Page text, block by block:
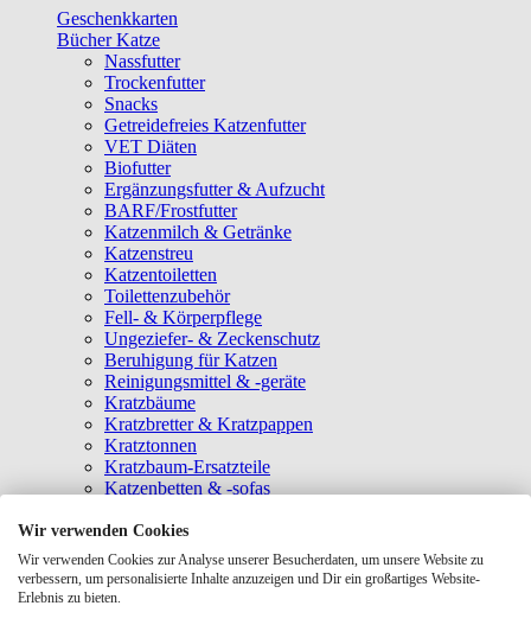
Geschenkkarten
Bücher Katze
Nassfutter
Trockenfutter
Snacks
Getreidefreies Katzenfutter
VET Diäten
Biofutter
Ergänzungsfutter & Aufzucht
BARF/Frostfutter
Katzenmilch & Getränke
Katzenstreu
Katzentoiletten
Toilettenzubehör
Fell- & Körperpflege
Ungeziefer- & Zeckenschutz
Beruhigung für Katzen
Reinigungsmittel & -geräte
Kratzbäume
Kratzbretter & Kratzpappen
Kratztonnen
Kratzbaum-Ersatzteile
Katzenbetten & -sofas
Katzenhäuser
Hängematten & Fensterliegeplätze
Katzendecken & -matten
Baldrian- & Catnipspielzeug
Wir verwenden Cookies
Wir verwenden Cookies zur Analyse unserer Besucherdaten, um unsere Website zu
verbessern, um personalisierte Inhalte anzuzeigen und Dir ein großartiges Website-
Erlebnis zu bieten.